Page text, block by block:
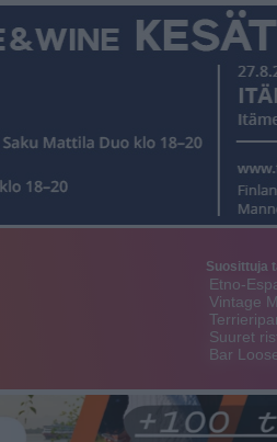
Suosittuja
Etno-
Vintage
Suuret
Bar